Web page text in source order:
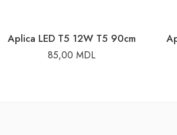
Aplica LED T5 12W T5 90cm
85,00 MDL